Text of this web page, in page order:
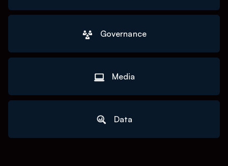
Governance
Media
Data